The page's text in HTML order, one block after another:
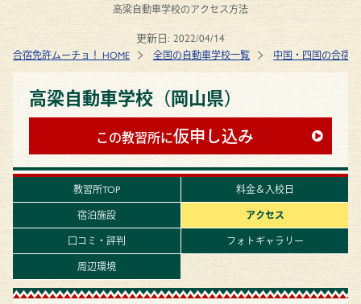
高梁自動車学校のアクセス方法
更新日: 2022/04/14
合宿免許ムーチョ！ HOME 全国の自動車学校一覧 中国・四国の合宿
高梁自動車学校（岡山県）
この教習所に仮申し込み
教習所TOP
料金＆入校日
宿泊施設
アクセス
口コミ・評判
フォトギャラリー
周辺環境